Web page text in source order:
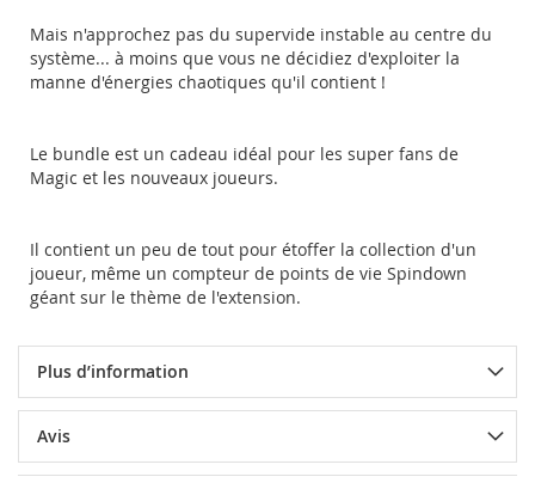
Mais n'approchez pas du supervide instable au centre du
système... à moins que vous ne décidiez d'exploiter la
manne d'énergies chaotiques qu'il contient !
Le bundle est un cadeau idéal pour les super fans de
Magic et les nouveaux joueurs.
Il contient un peu de tout pour étoffer la collection d'un
joueur, même un compteur de points de vie Spindown
géant sur le thème de l'extension.
Plus d’information
Avis